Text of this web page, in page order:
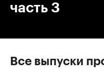
часть 3
Все выпуски